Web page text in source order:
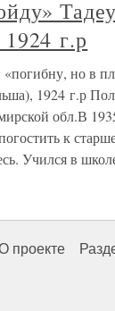
г.р
но в
1924 г.р
обл.В
к
Учился в
проекте